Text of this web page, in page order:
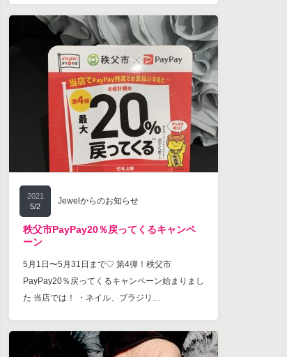
2021
5/2
Jewelからのお知らせ
秩父市PayPay20％戻ってくるキャンペ
ーン
5月1日〜5月31日まで♡ 第4弾！秩父市
PayPay20％戻ってくるキャンペーン始まりまし
た 当店では！ ・ネイル、ブラジリ…